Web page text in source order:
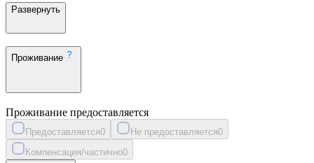
Развернуть
Проживание
Проживание предоставляется
Предоставляется0 Не предоставляется0
Компенсация/частично0